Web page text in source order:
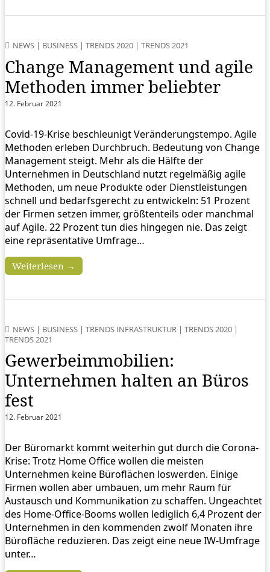
NEWS | BUSINESS | TRENDS 2020 | TRENDS 2021
Change Management und agile
Methoden immer beliebter
12. Februar 2021
Covid-19-Krise beschleunigt Veränderungstempo. Agile
Methoden erleben Durchbruch. Bedeutung von Change
Management steigt. Mehr als die Hälfte der
Unternehmen in Deutschland nutzt regelmäßig agile
Methoden, um neue Produkte oder Dienstleistungen
schnell und bedarfsgerecht zu entwickeln: 51 Prozent
der Firmen setzen immer, größtenteils oder manchmal
auf Agile. 22 Prozent tun dies hingegen nie. Das zeigt
eine repräsentative Umfrage…
Weiterlesen →
NEWS | BUSINESS | TRENDS INFRASTRUKTUR | TRENDS 2020 |
TRENDS 2021
Gewerbeimmobilien:
Unternehmen halten an Büros
fest
12. Februar 2021
Der Büromarkt kommt weiterhin gut durch die Corona-
Krise: Trotz Home Office wollen die meisten
Unternehmen keine Büroflächen loswerden. Einige
Firmen wollen aber umbauen, um mehr Raum für
Austausch und Kommunikation zu schaffen. Ungeachtet
des Home-Office-Booms wollen lediglich 6,4 Prozent der
Unternehmen in den kommenden zwölf Monaten ihre
Bürofläche reduzieren. Das zeigt eine neue IW-Umfrage
unter…